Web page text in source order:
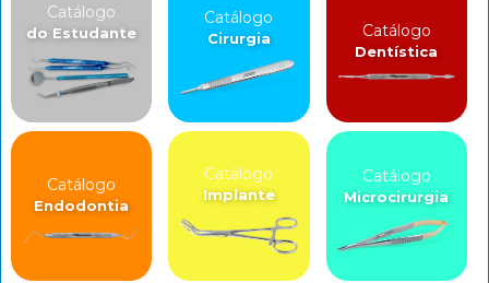
Catálogo
do Estudante
Catálogo
Cirurgia Catálogo
Dentística
Catálogo
Endodontia
Catálogo
Implante
Catálogo
Microcirurgia